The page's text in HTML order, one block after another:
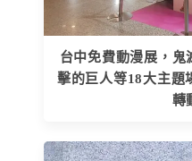
台中免費動漫展，鬼
擊的巨人等18大主題
轉